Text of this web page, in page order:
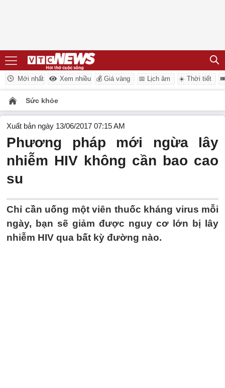
Mới nhất Xem nhiều 💰 Giá vàng 📅 Lịch âm ☀️ Thời tiết
Sức khỏe
Xuất bản ngày 13/06/2017 07:15 AM
Phương pháp mới ngừa lây
nhiễm HIV không cần bao cao
su
Chỉ cần uống một viên thuốc kháng virus mỗi
ngày, bạn sẽ giảm được nguy cơ lớn bị lây
nhiễm HIV qua bất kỳ đường nào.